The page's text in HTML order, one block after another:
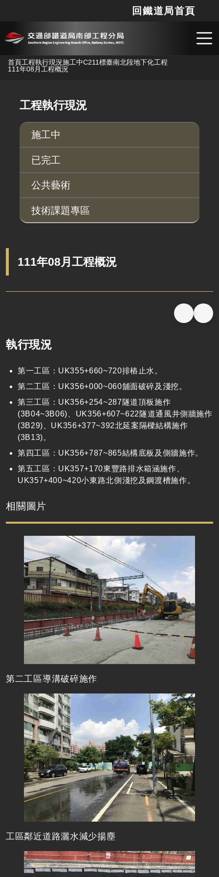
跳到主要內容
回鐵道局首頁
首頁工程執行現況施工中C211標臺南北段地下化工程
111年08月工程概況
工程執行現況
施工中
已完工
公共藝術
技術課題專區
111年08月工程概況
執行現況
第一工區：UK355+660~720排樁止水。
第二工區：UK356+000~060舖面破碎及淺挖。
第三工區：UK356+254~287隧道頂板施作
(3B04~3B06)、UK356+607~622隧道通風井側牆施作
(3B29)、UK356+377~392北延案隔樑結構施作
(3B13)。
第四工區：UK356+787~865結構底板及側牆施作。
第五工區：UK357+170東豐路排水箱涵施作、
UK357+400~420小東路北側淺挖及鋼渡槽施作。
相關圖片
第二工區導溝破碎施作
工區鄰近道路灑水減少揚塵